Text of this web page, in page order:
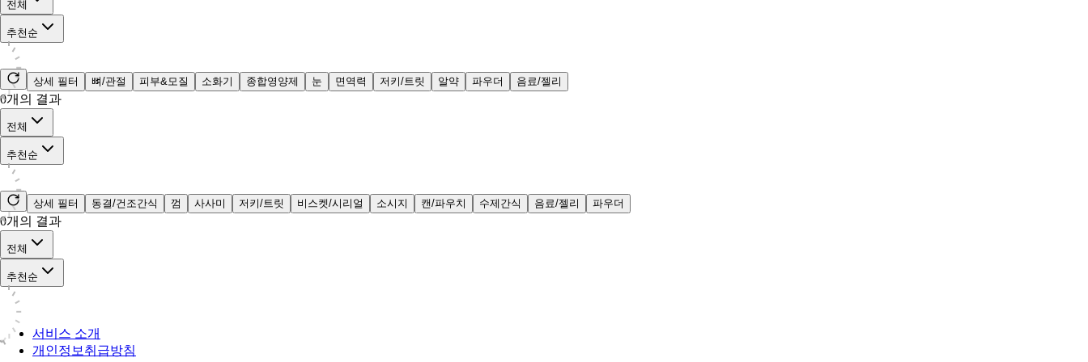
전체
추천순
상세 필터 뼈/관절 피부&모질 소화기 종합영양제 눈 면역력 저키/트릿 알약 파우더 음료/젤리
0개의 결과
전체
추천순
상세 필터 동결/건조간식 껌 사사미 저키/트릿 비스켓/시리얼 소시지 캔/파우치 수제간식 음료/젤리 파우더
0개의 결과
전체
추천순
서비스 소개
개인정보취급방침